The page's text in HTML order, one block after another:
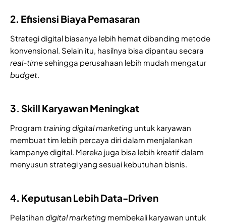
2. Efisiensi Biaya Pemasaran
Strategi digital biasanya lebih hemat dibanding metode
konvensional. Selain itu, hasilnya bisa dipantau secara
real-timesehingga perusahaan lebih mudah mengatur
budget.
3. Skill Karyawan Meningkat
Program training digital marketing untuk karyawan
membuat tim lebih percaya diri dalam menjalankan
kampanye digital. Mereka juga bisa lebih kreatif dalam
menyusun strategi yang sesuai kebutuhan bisnis.
4. Keputusan Lebih Data-Driven
Pelatihan digital marketing membekali karyawan untuk